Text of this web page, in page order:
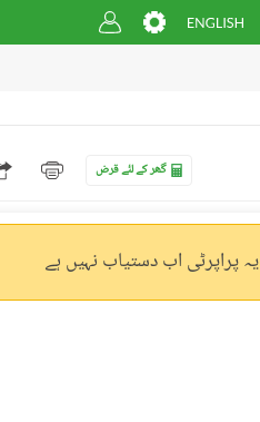
گھر کے لئے قرض
یہ پراپرٹی اب دستیاب نہیں ہے